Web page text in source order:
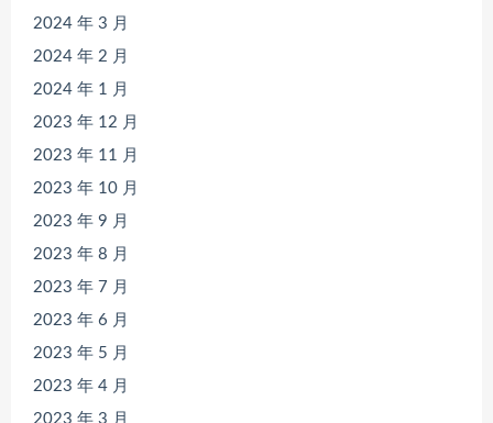
2024 年 3 月
2024 年 2 月
2024 年 1 月
2023 年 12 月
2023 年 11 月
2023 年 10 月
2023 年 9 月
2023 年 8 月
2023 年 7 月
2023 年 6 月
2023 年 5 月
2023 年 4 月
2023 年 3 月